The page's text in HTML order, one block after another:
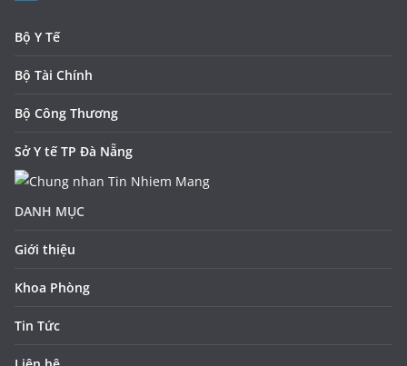
Bộ Y Tế
Bộ Tài Chính
Bộ Công Thương
Sở Y tế TP Đà Nẵng
DANH MỤC
Giới thiệu
Khoa Phòng
Tin Tức